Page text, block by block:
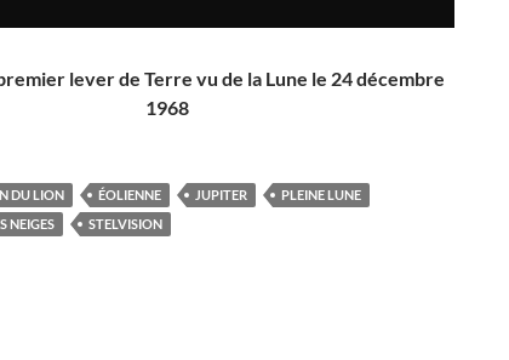
lever de Terre vu de la Lune le 24 décembre
1968
DU LION ÉOLIENNE JUPITER
PLEINE LUNE
NEIGES
STELVISION